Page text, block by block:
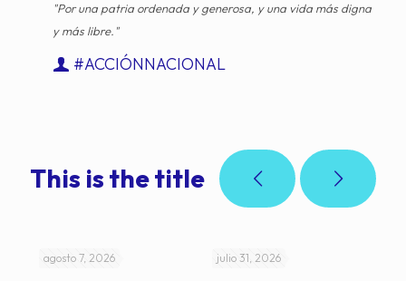
"Por una patria ordenada y generosa, y una vida más digna
y más libre."
#ACCIÓNNACIONAL
This is the title
agosto 7, 2026 julio 31, 2026